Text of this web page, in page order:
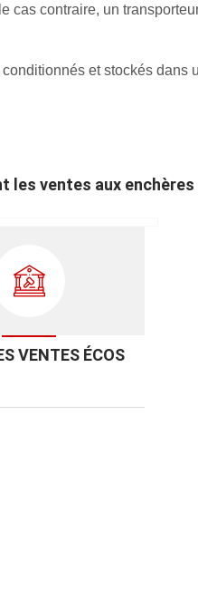
cas contraire, un
et stockés dans
ventes aux enchères
VENTES ÉCOS